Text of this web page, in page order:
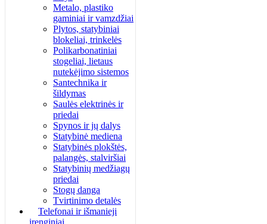
Metalo, plastiko
gaminiai ir vamzdžiai
Plytos, statybiniai
blokeliai, trinkelės
Polikarbonatiniai
stogeliai, lietaus
nutekėjimo sistemos
Santechnika ir
šildymas
Saulės elektrinės ir
priedai
Spynos ir jų dalys
Statybinė mediena
Statybinės plokštės,
palangės, stalviršiai
Statybinių medžiagų
priedai
Stogų danga
Tvirtinimo detalės
Telefonai ir išmanieji
įrenginiai